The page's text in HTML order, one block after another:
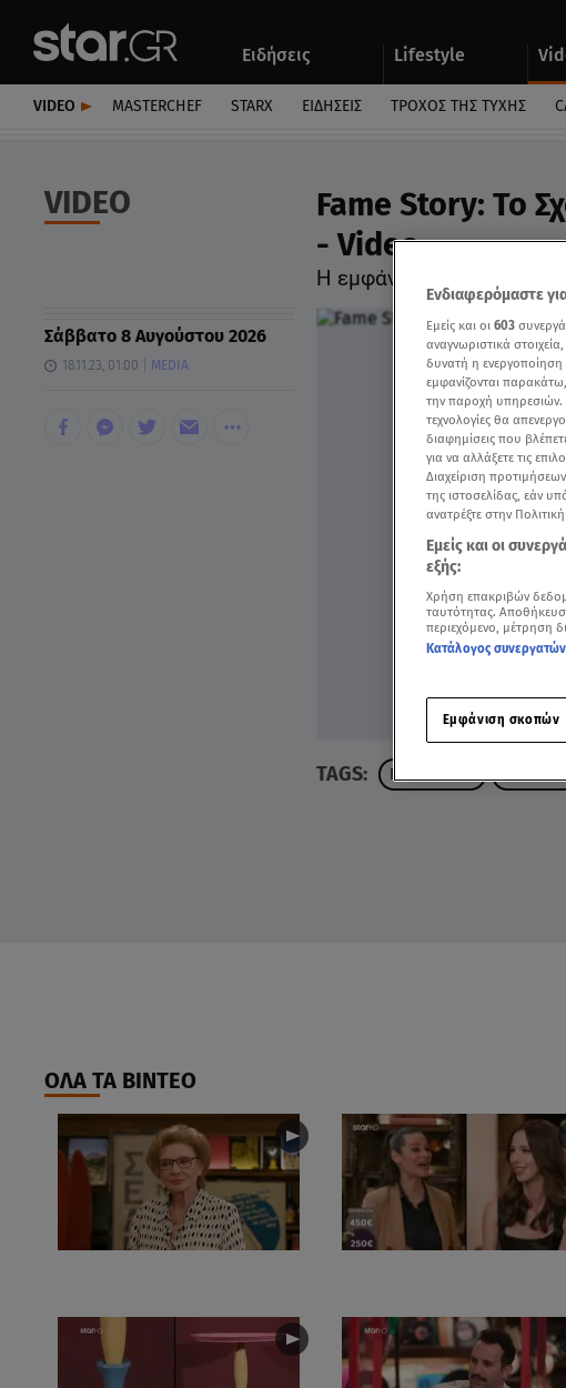
Ειδήσεις Lifestyle
Αυτοκίνητο
VIDEO MASTERCHEF STARX ΕΙΔΉΣΕΙΣ ΤΡΟΧΌΣ ΤΗΣ ΤΎΧΗΣ
VIDEO
Fame Story: Το
- Video
Η εμφάνισή της είχε
Σάββατο 8 Αυγούστου 2026
18.11.23, 01:00 MEDIA
TAGS: FAME STORY
ΟΛΑ ΤΑ ΒΙΝΤΕΟ
Ενδιαφερόμαστε
Εμείς και οι 603
αναγνωριστικά
δυνατή η
εμφανίζονται
την παροχή υπηρεσιών.
τεχνολογίες θα
διαφημίσεις που
για να αλλάξετε τις
Διαχείριση
της ιστοσελίδας, εάν
ανατρέξτε στην
Εμείς και οι
εξής:
Χρήση επακριβών
ταυτότητας.
περιεχόμενο, μέτρηση
Κατάλογος
Εμφάνιση σκοπών